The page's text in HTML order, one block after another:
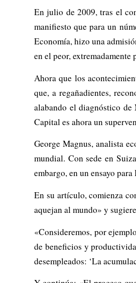
En julio de 2009, tras el
manifiesto que para un
Economía, hizo una
en el peor,
Ahora que los
que, a regañadientes,
alabando el diagnóstico
Capitales ahora un
George Magnus, analista
mundial. Con sede en
embargo, en un ensayo para
En su artículo, comienza
aquejan al mundo» y
«Consideremos, por
de beneficios y
desempleados: ‘La